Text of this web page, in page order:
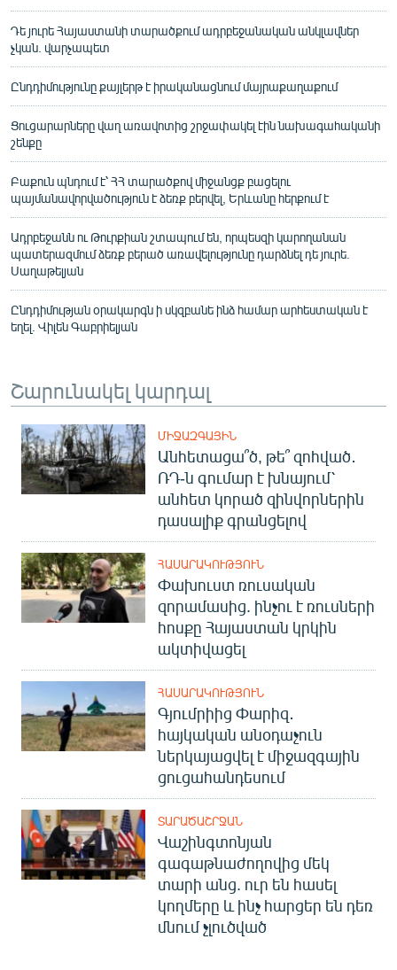
Դե յուրե Հայաստանի տարածքում ադրբեջանական անկլավներ
չկան. վարչապետ
Ընդդիմությունը քայլերթ է իրականացնում մայրաքաղաքում
Ցուցարարները վաղ առավոտից շրջափակել էին նախագահականի
շենքը
Բաքուն պնդում է՝ ՀՀ տարածքով միջանցք բացելու
պայմանավորվածություն է ձեռք բերվել, Երևանը հերքում է
Ադրբեջանն ու Թուրքիան շտապում են, որպեսզի կարողանան
պատերազմում ձեռք բերած առավելությունը դարձնել դե յուրե.
Սաղաթելյան
Ընդդիմության օրակարգն ի սկզբանե ինձ համար արհեստական է
եղել. Վիլեն Գաբրիելյան
Շարունակել կարդալ
ՄԻՋԱԶԳԱՅԻՆ
Անհետացա՞ծ, թե՞ զոհված․
ՌԴ-ն գումար է խնայում՝
անհետ կորած զինվորներին
դասալիք գրանցելով
ՀԱՍԱՐԱԿՈՒԹՅՈՒՆ
Փախուստ ռուսական
զորամասից. ինչու է ռուսների
հոսքը Հայաստան կրկին
ակտիվացել
ՀԱՍԱՐԱԿՈՒԹՅՈՒՆ
Գյումրիից Փարիզ․
հայկական անօդաչուն
ներկայացվել է միջազգային
ցուցահանդեսում
ՏԱՐԱԾԱՇՐՋԱՆ
Վաշինգտոնյան
գագաթնաժողովից մեկ
տարի անց. ուր են հասել
կողմերը և ինչ հարցեր են դեռ
մնում չլուծված